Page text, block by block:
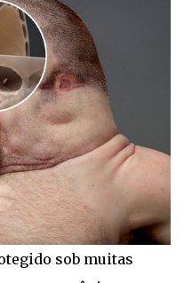
sob muitas